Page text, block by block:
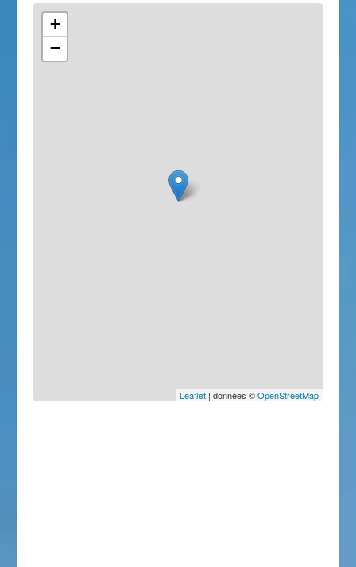
+
−
Leaflet| données ©OpenStreetMap